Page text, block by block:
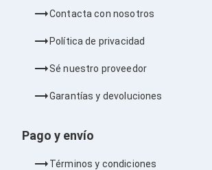
Ventiladores
Unidades de Disco
Quemadores de DVD
Desktop y Portátiles
Accesorios para Laptops
Cargadores
Docking Stations
Maletines
Filtros de privacidad
Bases para Laptops
Mochilas para Laptops
Contacta con nosotros
Política de privacidad
Sé nuestro proveedor
Garantías y devoluciones
Pago y envío
Términos y condiciones